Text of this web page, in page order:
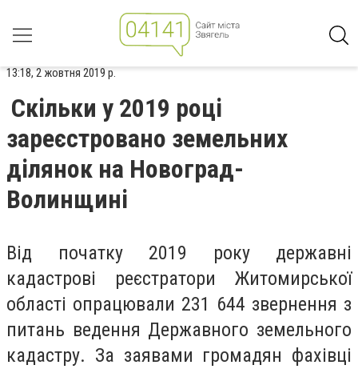
13:18, 2 жовтня 2019 р.
Скільки у 2019 році
зареєстровано земельних
ділянок на Новоград-
Волинщині
Від початку 2019 року державні
кадастрові реєстратори Житомирської
області опрацювали 231 644 звернення з
питань ведення Державного земельного
кадастру. За заявами громадян фахівці